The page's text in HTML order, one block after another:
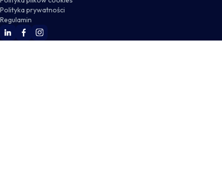
Polityka prywatności
Regulamin
WSKZ Linkedin
WSKZ Facebook
WSKZ Instagram